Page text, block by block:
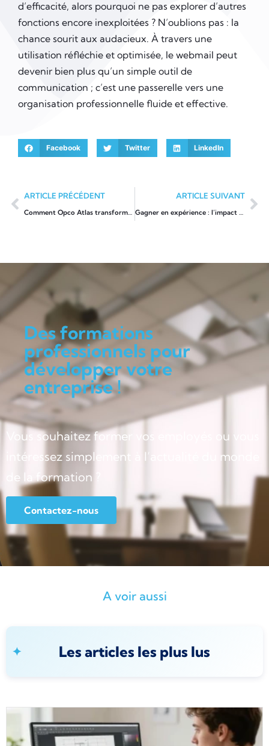
d’efficacité, alors pourquoi ne pas explorer d’autres
fonctions encore inexploitées ? N’oublions pas : la
chance sourit aux audacieux. À travers une
utilisation réfléchie et optimisée, le webmail peut
devenir bien plus qu’un simple outil de
communication ; c’est une passerelle vers une
organisation professionnelle fluide et effective.
Facebook Twitter LinkedIn
ARTICLE PRÉCÉDENT
Comment Opco Atlas transforme la formation dans les services financiers
ARTICLE SUIVANT
Gagner en expérience : l’impact sur le salaire d’une hôtesse de l’air
Des formations
professionnels pour
développer votre
entreprise !
Vous souhaitez former vos employés ou vous
intéressez simplement à l’actualité du monde
de la formation ?
Contactez-nous
A voir aussi
Les articles les plus lus